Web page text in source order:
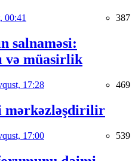
00:41 387
salnaməsi:
və müasirlik
17:28 469
mərkəzləşdirilir
17:00 539